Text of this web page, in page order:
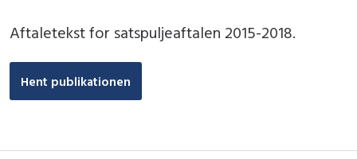
Aftaletekst for satspuljeaftalen 2015-2018.
Hent publikationen